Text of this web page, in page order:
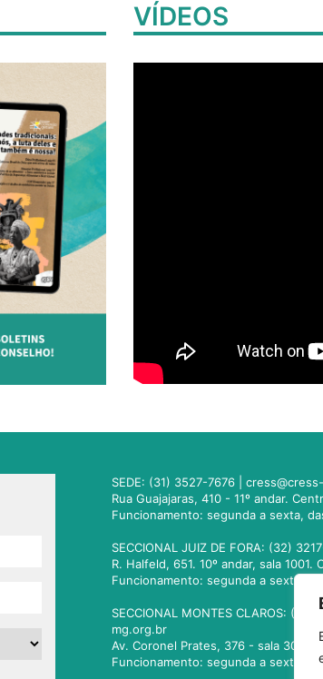
VÍDEOS
SEDE: (31) 3527-7676 |
Rua Guajajaras, 410 - 11º andar.
Funcionamento: segunda a sexta,
SECCIONAL JUIZ DE FORA: (32)
R. Halfeld, 651. 10º andar, sala
Funcionamento: segunda a sexta,
SECCIONAL MONTES CLAROS:
mg.org.br
Av. Coronel Prates, 376 - sala 301.
Funcionamento: segunda a sexta,